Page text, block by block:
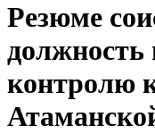
Резюме
должность
контролю